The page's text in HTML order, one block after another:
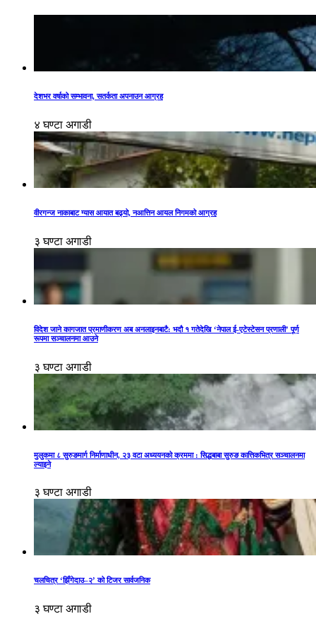
देशभर वर्षाको सम्भावना, सतर्कता अपनाउन आग्रह
४ घण्टा अगाडी
वीरगन्ज नाकाबाट ग्यास आयात बढ्यो, नआत्तिन आयल निगमको आग्रह
३ घण्टा अगाडी
विदेश जाने कागजात प्रमाणीकरण अब अनलाइनबाटै: भदौ १ गतेदेखि ‘नेपाल ई-एटेस्टेसन प्रणाली’ पूर्ण
रूपमा सञ्चालनमा आउने
३ घण्टा अगाडी
मुलुकमा ८ सुरुङमार्ग निर्माणाधीन, २३ वटा अध्ययनको क्रममा : सिद्धबाबा सुरुङ कात्तिकभित्र सञ्चालनमा
ल्याइने
३ घण्टा अगाडी
चलचित्र ‘झिँगेदाउ–२’ को टिजर सार्वजनिक
३ घण्टा अगाडी